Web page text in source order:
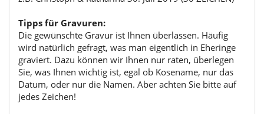
Tipps für Gravuren:
Die gewünschte Gravur ist Ihnen überlassen. Häufig
wird natürlich gefragt, was man eigentlich in Eheringe
graviert. Dazu können wir Ihnen nur raten, überlegen
Sie, was Ihnen wichtig ist, egal ob Kosename, nur das
Datum, oder nur die Namen. Aber achten Sie bitte auf
jedes Zeichen!